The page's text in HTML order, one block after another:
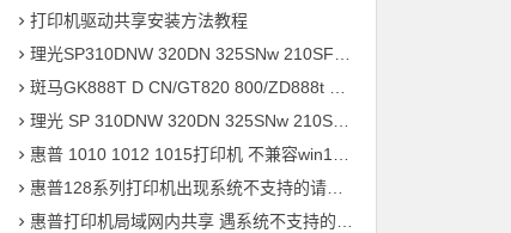
打印机驱动共享安装方法教程
理光SP310DNW 320DN 325SNw 210SF 201SF 330SN打印机驱动安装
斑马GK888T D CN/GT820 800/ZD888t 420 421t打印机驱动软件安装
理光 SP 310DNW 320DN 325SNw 210SF 201SF 330SN打印机驱动安装
惠普 1010 1012 1015打印机 不兼容win10 win11系统 安装不上打印机
惠普128系列打印机出现系统不支持的请求命令 完美解决方案
惠普打印机局域网内共享 遇系统不支持的请求命令 错误快速解决问题